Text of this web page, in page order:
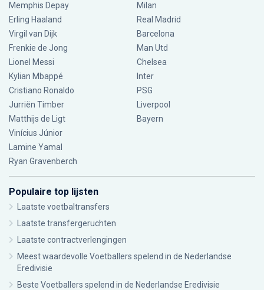
Memphis Depay
Erling Haaland
Virgil van Dijk
Frenkie de Jong
Lionel Messi
Kylian Mbappé
Cristiano Ronaldo
Jurriën Timber
Matthijs de Ligt
Vinícius Júnior
Lamine Yamal
Ryan Gravenberch
Milan
Real Madrid
Barcelona
Man Utd
Chelsea
Inter
PSG
Liverpool
Bayern
Populaire top lijsten
Laatste voetbaltransfers
Laatste transfergeruchten
Laatste contractverlengingen
Meest waardevolle Voetballers spelend in de Nederlandse
Eredivisie
Beste Voetballers spelend in de Nederlandse Eredivisie